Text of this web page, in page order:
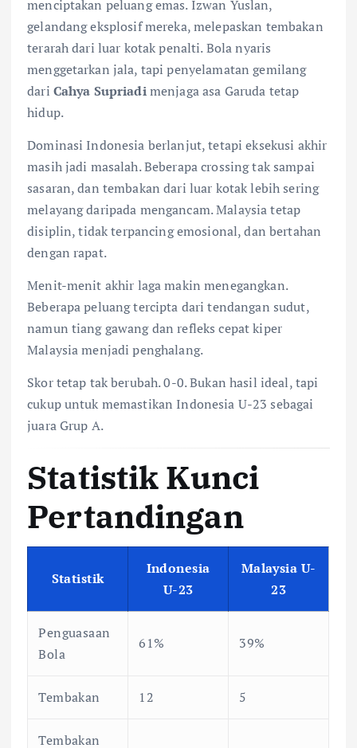
menciptakan peluang emas. Izwan Yuslan,
gelandang eksplosif mereka, melepaskan tembakan
terarah dari luar kotak penalti. Bola nyaris
menggetarkan jala, tapi penyelamatan gemilang
dari Cahya Supriadimenjaga asa Garuda tetap
hidup.
Dominasi Indonesia berlanjut, tetapi eksekusi akhir
masih jadi masalah. Beberapa crossing tak sampai
sasaran, dan tembakan dari luar kotak lebih sering
melayang daripada mengancam. Malaysia tetap
disiplin, tidak terpancing emosional, dan bertahan
dengan rapat.
Menit-menit akhir laga makin menegangkan.
Beberapa peluang tercipta dari tendangan sudut,
namun tiang gawang dan refleks cepat kiper
Malaysia menjadi penghalang.
Skor tetap tak berubah. 0-0. Bukan hasil ideal, tapi
cukup untuk memastikan Indonesia U-23 sebagai
juara Grup A.
Statistik Kunci
Pertandingan
Statistik
Indonesia
U-23
Malaysia U-
23
Penguasaan
Bola
61% 39%
Tembakan 12 5
Tembakan